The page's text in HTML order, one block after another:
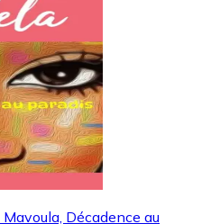
Décadence au